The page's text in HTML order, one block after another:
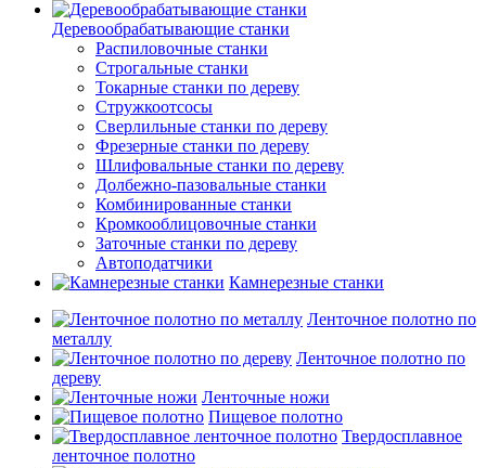
Деревообрабатывающие станки
Распиловочные станки
Строгальные станки
Токарные станки по дереву
Стружкоотсосы
Сверлильные станки по дереву
Фрезерные станки по дереву
Шлифовальные станки по дереву
Долбежно-пазовальные станки
Комбинированные станки
Кромкооблицовочные станки
Заточные станки по дереву
Автоподатчики
Камнерезные станки
Ленточное полотно по
металлу
Ленточное полотно по
дереву
Ленточные ножи
Пищевое полотно
Твердосплавное
ленточное полотно